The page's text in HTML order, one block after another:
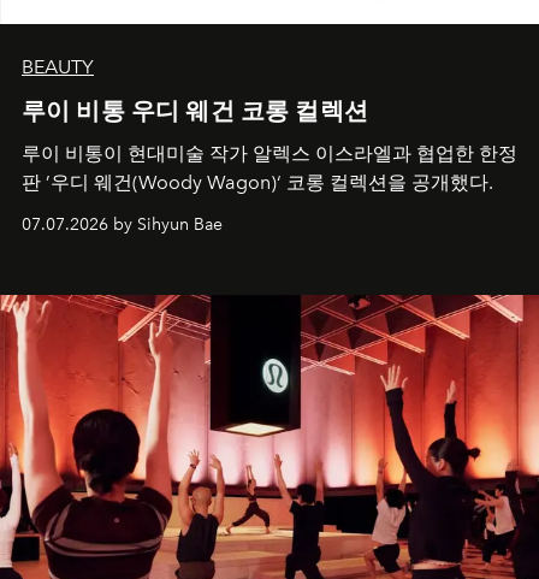
BEAUTY
루이 비통 우디 웨건 코롱 컬렉션
루이 비통이 현대미술 작가 알렉스 이스라엘과 협업한 한정
판 ’우디 웨건(Woody Wagon)‘ 코롱 컬렉션을 공개했다.
07.07.2026 by Sihyun Bae